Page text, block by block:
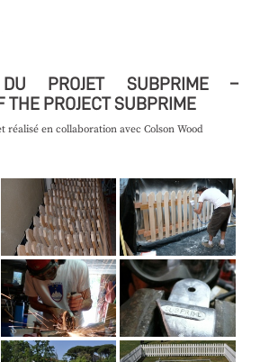
DU PROJET SUBPRIME –
THE PROJECT SUBPRIME
réalisé en collaboration avec Colson Wood